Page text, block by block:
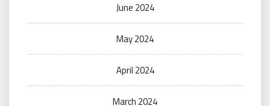
June 2024
May 2024
April 2024
March 2024